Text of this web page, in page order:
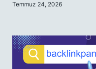
Temmuz 24, 2026